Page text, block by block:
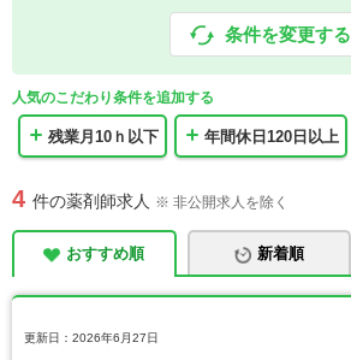
条件を変更する
人気のこだわり条件を追加する
残業月10ｈ以下 年間休日120日以上
4 件の薬剤師求人 ※ 非公開求人を除く
おすすめ順 新着順
更新日：2026年6月27日